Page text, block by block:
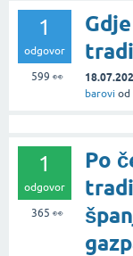
1
odgovor
599 👀
barovi od
1
odgovor
365 👀
Po